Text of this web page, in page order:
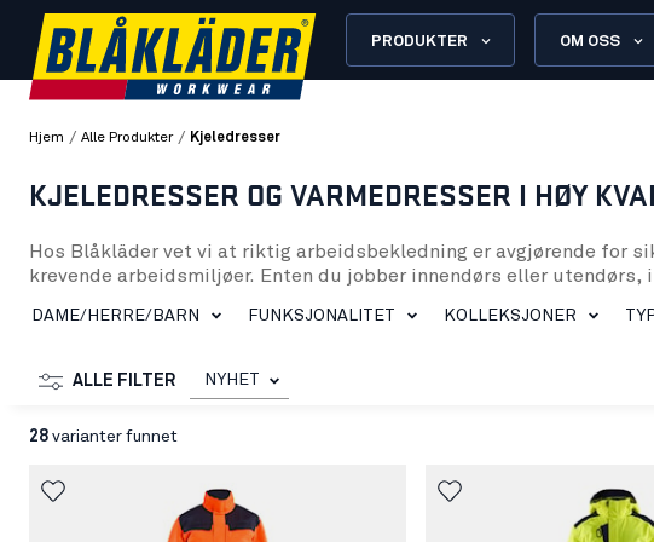
PRODUKTER OM OSS
Hjem / Alle Produkter / Kjeledresser
KJELEDRESSER OG VARMEDRESSER I HØY
Hos Blåkläder vet vi at riktig arbeidsbekledning er avgjørende
krevende arbeidsmiljøer. Enten du jobber innendørs eller
Siden vi ble grunnlagt i Sverige på 1950-tallet, har Blåkläder vært
for å vare.
Hvorfor velge en kjeledress fra Blåkläder?
strenge standarder for kvalitet og funksjon.
Materialer og slitestyrke i våre kjeledresser
DAME/HERRE/BARN FUNKSJONALITET KOLLEKSJONER
ALLE FILTER NYHET
28 varianter funnet